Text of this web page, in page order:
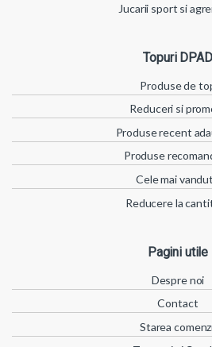
Jucarii sport si
Topuri DPAD
Produse de
Reduceri si
Produse recent
Produse
Cele mai
Reducere la
Pagini utile
Despre noi
Contact
Starea